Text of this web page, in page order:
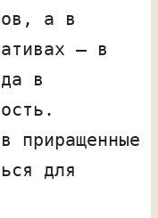
а в
— в
в
приращенные
для